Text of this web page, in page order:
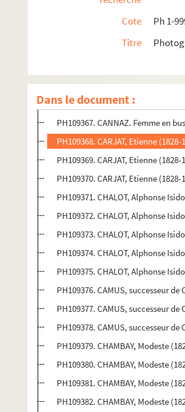
Cote
Ph 1-
Titre
Dans le document :
PH109362. JEANNOT-
PH109363. TOUZERY, Jean.
PH109365. APPERT, Eugène
PH109366. BENQUE et Cie /
PH109367. CANNAZ. Femme en
PH109368. CARJAT, Etienne
PH109369. CARJAT, Etienne
PH109370. CARJAT, Etienne
PH109371. CHALOT, Alphonse
PH109372. CHALOT, Alphonse
PH109373. CHALOT, Alphonse
PH109374. CHALOT, Alphonse
PH109375. CHALOT, Alphonse
PH109376. CAMUS, successeur de
PH109377. CAMUS, successeur de
PH109378. CAMUS, successeur de
PH109379. CHAMBAY, Modeste
PH109380. CHAMBAY, Modeste
PH109381. CHAMBAY, Modeste
PH109382. CHAMBAY, Modeste